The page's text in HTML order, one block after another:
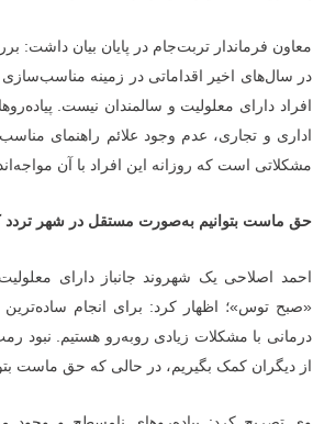
معاون فرماندار تربت‌جام در پایان بیان
در سال‌های اخیر اقداماتی در زمینه مناسب‌سازی
افراد دارای معلولیت و سالمندان نیست.
اداری و تجاری، عدم وجود علائم راهنمای
مشکلاتی است که روزانه این افراد با آن مواجه‌اند.
حق ماست بتوانیم به‌صورت مستقل در شهر تردد
احمد اصلاحی یک شهروند جانباز دارای
«صبح توس»؛ اظهار کرد: برای انجام ساده‌ترین
درمانی با مشکلات زیادی روبه‌رو هستیم. نبود
از دیگران کمک بگیریم، در حالی که حق ماست